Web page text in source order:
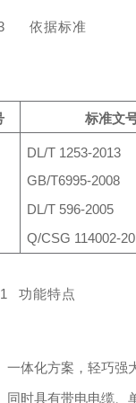
依据标准
标准⽂
DL/T 1253-2013
GB/T6995-2008
DL/T 596-2005
Q/CSG 114002-
功能特点
⼀体化⽅案，轻巧强
同时具有带电电缆、